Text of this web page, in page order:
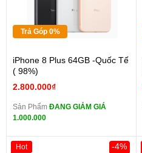
Trả Góp 0%
iPhone 8 Plus 64GB -Quốc Tế
( 98%)
2.800.000₫
Sản Phẩm ĐANG GIẢM GIÁ
1.000.000
-4%
Hot